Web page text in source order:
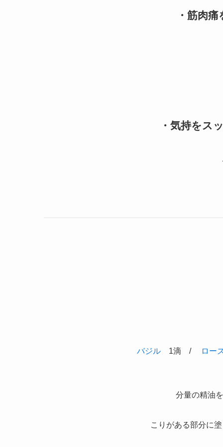
・ 筋肉痛
・ 気持をス
バジル1滴 / ロー
分量の精油
こりがある部分に